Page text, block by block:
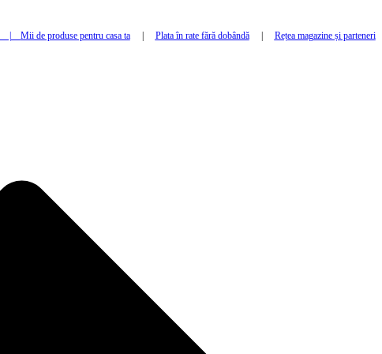
Mii de produse pentru casa ta| Plata în rate fără dobândă| Rețea magazine și parteneri